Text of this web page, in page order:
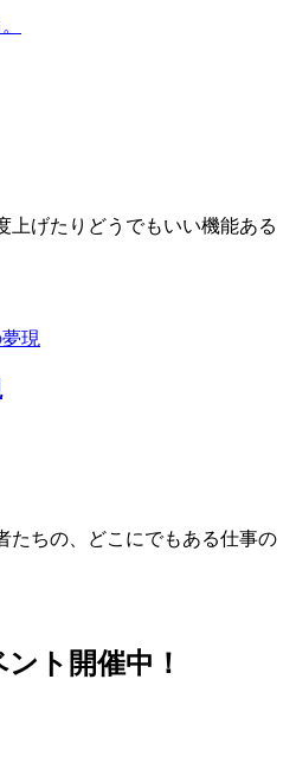
上げたりどうでもいい機能ある
たちの、どこにでもある仕事の
ト開催中！